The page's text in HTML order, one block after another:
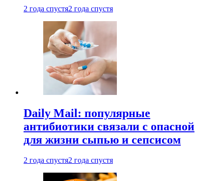
2 года спустя2 года спустя
Daily Mail: популярные
антибиотики связали с опасной
для жизни сыпью и сепсисом
2 года спустя2 года спустя